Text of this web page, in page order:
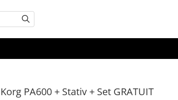
Korg PA600 + Stativ + Set GRATUIT